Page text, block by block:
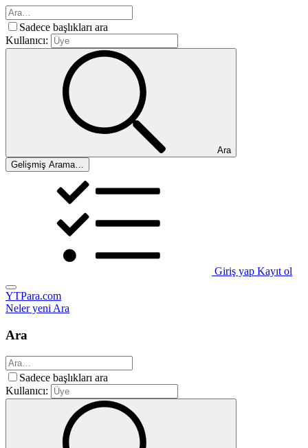
Sadece başlıkları ara
Kullanıcı:
Ara
Gelişmiş Arama…
Giriş yap Kayıt ol
YTPara.com
Neler yeniAra
Ara
Sadece başlıkları ara
Kullanıcı: